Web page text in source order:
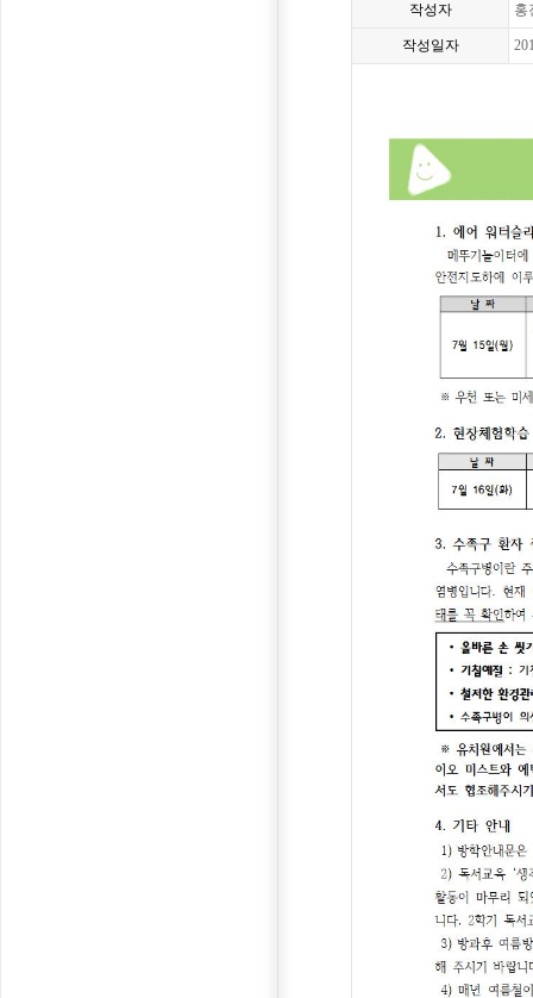
작성자 홍
작성일자